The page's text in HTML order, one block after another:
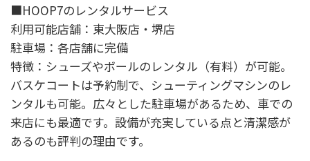
■HOOP7のレンタルサービス
利用可能店舗：東大阪店・堺店
駐車場：各店舗に完備
特徴：シューズやボールのレンタル（有料）が可能。
バスケコートは予約制で、シューティングマシンのレ
ンタルも可能。広々とした駐車場があるため、車での
来店にも最適です。設備が充実している点と清潔感が
あるのも評判の理由です。